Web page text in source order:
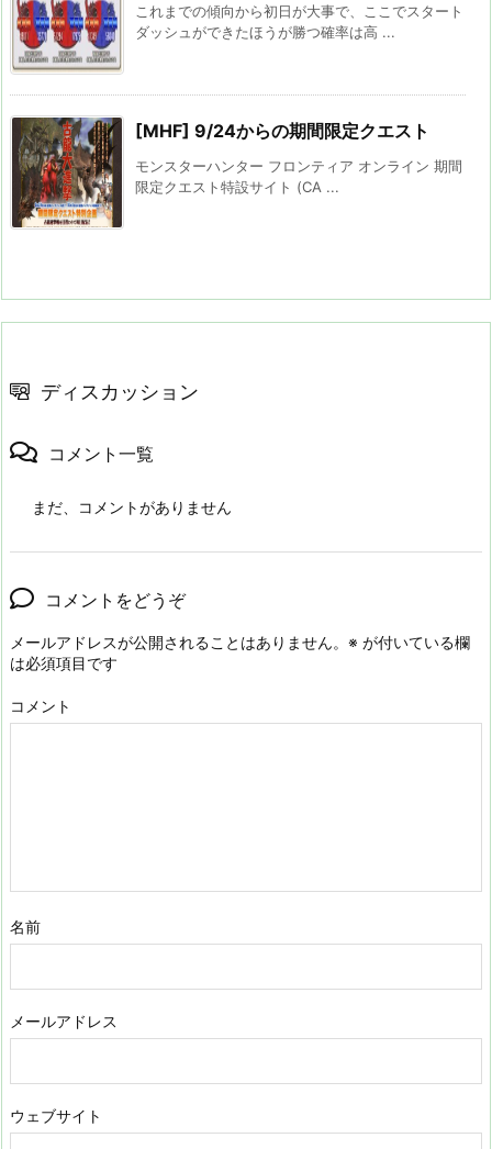
これまでの傾向から初日が大事で、ここでスタート
ダッシュができたほうが勝つ確率は高 ...
[MHF] 9/24からの期間限定クエスト
モンスターハンター フロンティア オンライン 期間
限定クエスト特設サイト (CA ...
ディスカッション
コメント一覧
まだ、コメントがありません
コメントをどうぞ
メールアドレスが公開されることはありません。 ※ が付いている欄
は必須項目です
コメント
名前
メールアドレス
ウェブサイト